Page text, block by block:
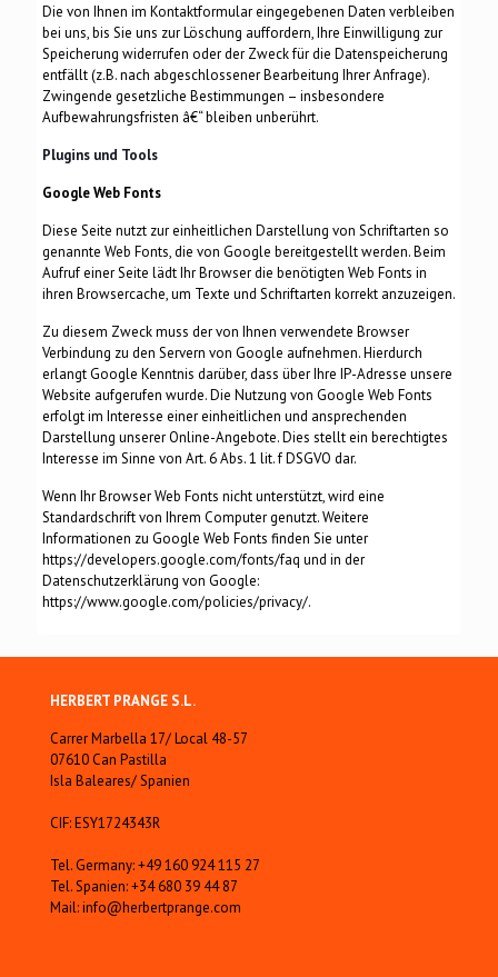
Die von Ihnen im Kontaktformular eingegebenen Daten verbleiben
bei uns, bis Sie uns zur Löschung auffordern, Ihre Einwilligung zur
Speicherung widerrufen oder der Zweck für die Datenspeicherung
entfällt (z.B. nach abgeschlossener Bearbeitung Ihrer Anfrage).
Zwingende gesetzliche Bestimmungen – insbesondere
Aufbewahrungsfristen â€“ bleiben unberührt.
Plugins und Tools
Google Web Fonts
Diese Seite nutzt zur einheitlichen Darstellung von Schriftarten so
genannte Web Fonts, die von Google bereitgestellt werden. Beim
Aufruf einer Seite lädt Ihr Browser die benötigten Web Fonts in
ihren Browsercache, um Texte und Schriftarten korrekt anzuzeigen.
Zu diesem Zweck muss der von Ihnen verwendete Browser
Verbindung zu den Servern von Google aufnehmen. Hierdurch
erlangt Google Kenntnis darüber, dass über Ihre IP-Adresse unsere
Website aufgerufen wurde. Die Nutzung von Google Web Fonts
erfolgt im Interesse einer einheitlichen und ansprechenden
Darstellung unserer Online-Angebote. Dies stellt ein berechtigtes
Interesse im Sinne von Art. 6 Abs. 1 lit. f DSGVO dar.
Wenn Ihr Browser Web Fonts nicht unterstützt, wird eine
Standardschrift von Ihrem Computer genutzt. Weitere
Informationen zu Google Web Fonts finden Sie unter
https://developers.google.com/fonts/faq und in der
Datenschutzerklärung von Google:
https://www.google.com/policies/privacy/.
HERBERT PRANGE S.L.
Carrer Marbella 17/ Local 48-57
07610 Can Pastilla
Isla Baleares/ Spanien
CIF: ESY1724343R
Tel. Germany: +49 160 924 115 27
Tel. Spanien: +34 680 39 44 87
Mail: info@herbertprange.com